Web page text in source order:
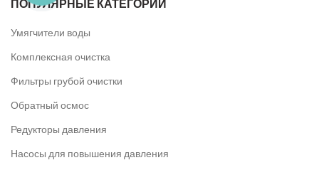
ПОПУЛЯРНЫЕ КАТЕГОРИИ
Умягчители воды
Комплексная очистка
Фильтры грубой очистки
Обратный осмос
Редукторы давления
Насосы для повышения давления